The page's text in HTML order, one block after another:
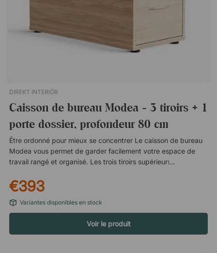
DIREKT INTERIÖR
Caisson de bureau Modea - 3 tiroirs + 1
porte dossier, profondeur 80 cm
Être ordonné pour mieux se concentrer Le caisson de bureau
Modea vous permet de garder facilement votre espace de
travail rangé et organisé. Les trois tiroirs supérieurs accueillent
post-it, tandis que le tiroir inférieur est l'endroit idéal pour vos
dossiers et documents. Vos fournitures et documents sont en
sécurité grâce à la serrure centrale Grâce à la serrure centrale
pratique, vous pouvez verrouiller vos affaires lorsque vous
rentrez chez vous À la fin de la la journée ou que vous quittez
votre lieu de travail pendant un certain temps. Vous avez ainsi
€393
Variantes disponibles en stock
Voir le produit